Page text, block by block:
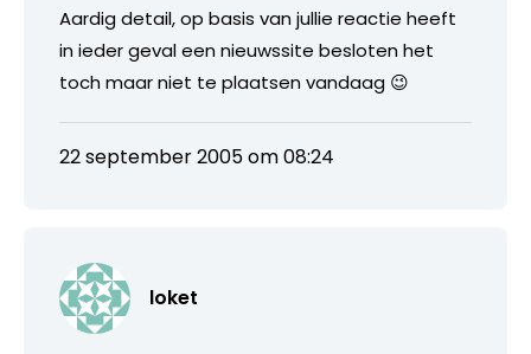
Aardig detail, op basis van jullie reactie heeft
in ieder geval een nieuwssite besloten het
toch maar niet te plaatsen vandaag 😉
22 september 2005 om 08:24
loket